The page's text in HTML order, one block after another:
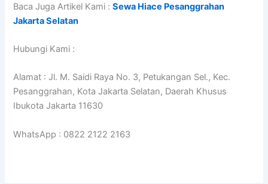
Baca Juga Artikel Kami :Sewa Hiace Pesanggrahan
Jakarta Selatan
Hubungi Kami :
Alamat : Jl. M. Saidi Raya No. 3, Petukangan Sel., Kec.
Pesanggrahan, Kota Jakarta Selatan, Daerah Khusus
Ibukota Jakarta 11630
WhatsApp : 0822 2122 2163